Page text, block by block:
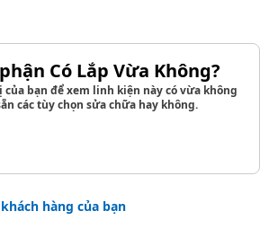
Có Lắp Vừa Không?
bạn để xem linh kiện này có vừa không
các tùy chọn sửa chữa hay không.
hàng của bạn